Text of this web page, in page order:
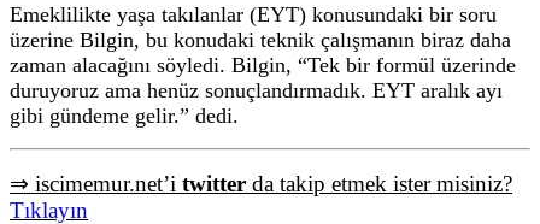
Emeklilikte yaşa takılanlar (EYT) konusundaki bir soru
üzerine Bilgin, bu konudaki teknik çalışmanın biraz daha
zaman alacağını söyledi. Bilgin, “Tek bir formül üzerinde
duruyoruz ama henüz sonuçlandırmadık. EYT aralık ayı
gibi gündeme gelir.” dedi.
⇒ iscimemur.net’i twitter da takip etmek ister misiniz?
Tıklayın